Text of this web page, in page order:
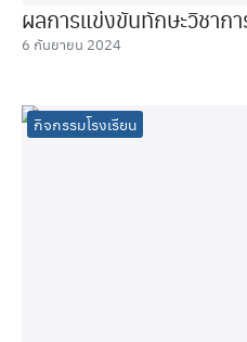
ผลการแข่งขันทักษะวิชาก
6 กันยายน 2024
กิจกรรมโรงเรียน